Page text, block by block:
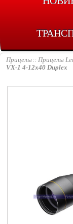
Прицелы Прицелы
VX-1 4-12x40 Duplex